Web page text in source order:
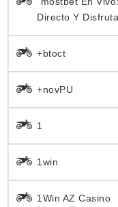
Directo Y
+btoct
+novPU
1
1win
1Win AZ Casino